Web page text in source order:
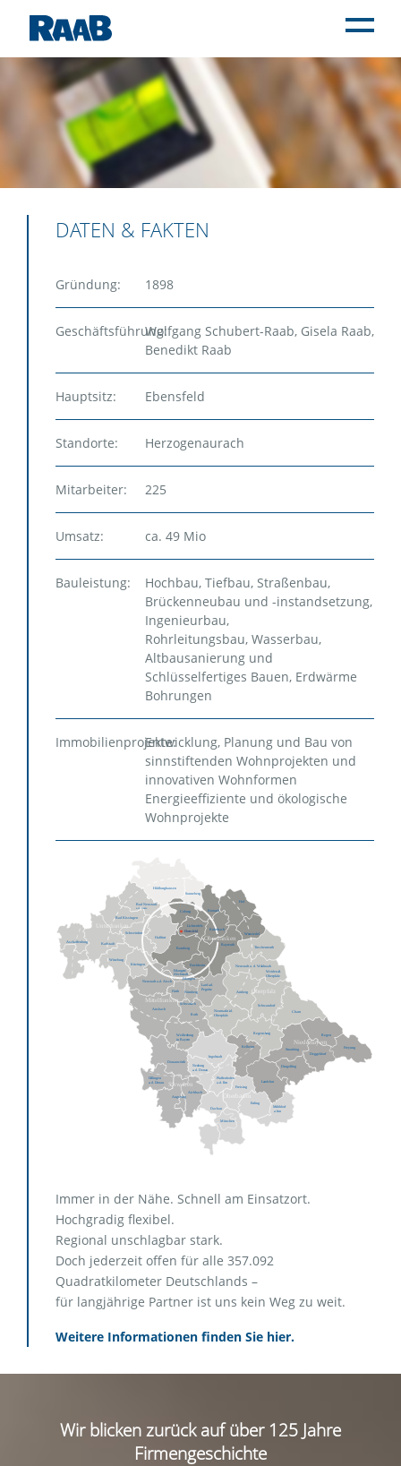
HOME
UNTERNEHMEN
Über uns
Qualitätsmanagement & Zertifikate
Zukunftskonferenzen
BAULEISTUNGEN
IMMOBILIENPROJEKTE
AKTUELLES
KARRIERE
NACHHALTIGKEIT
KONTAKT
DATEN & FAKTEN
Gründung: 1898
Geschäftsführung:Wolfgang Schubert-Raab, Gisela Raab,
Benedikt Raab
Hauptsitz: Ebensfeld
Standorte: Herzogenaurach
Mitarbeiter: 225
Umsatz: ca. 49 Mio
Bauleistung:
Hochbau, Tiefbau, Straßenbau,
Brückenneubau und -instandsetzung,
Ingenieurbau,
Rohrleitungsbau, Wasserbau,
Altbausanierung und
Schlüsselfertiges Bauen, Erdwärme
Bohrungen
Immobilienprojekte:Entwicklung, Planung und Bau von
sinnstiftenden Wohnprojekten und
innovativen Wohnformen
Energieeffiziente und ökologische
Wohnprojekte
Immer in der Nähe. Schnell am Einsatzort.
Hochgradig flexibel.
Regional unschlagbar stark.
Doch jederzeit offen für alle 357.092
Quadratkilometer Deutschlands –
für langjährige Partner ist uns kein Weg zu weit.
Weitere Informationen finden Sie hier.
Wir blicken zurück auf über 125 Jahre
Firmengeschichte